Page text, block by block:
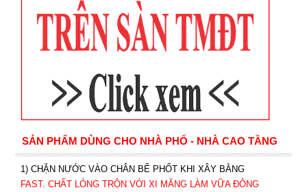
SẢN PHẨM DÙNG CHO NHÀ PHỐ - NHÀ CAO TẦNG
1) CHẶN NƯỚC VÀO CHÂN BỂ PHỐT KHI XÂY BẰNG
FAST. CHẤT LỎNG TRỘN VỚI XI MĂNG LÀM VỮA ĐÔNG